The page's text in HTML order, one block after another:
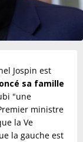
Jospin est
sa famille
"une
ministre
la Ve
la gauche est